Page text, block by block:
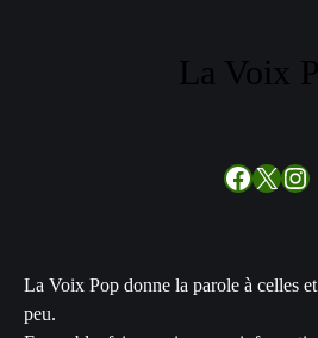
La Voix
Facebook
X
La Voix Pop donne la parole à celles
peu.